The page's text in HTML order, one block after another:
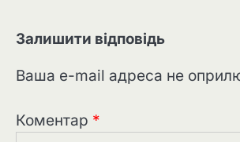
Залишити відповідь
Ваша e-mail адреса не
Коментар *